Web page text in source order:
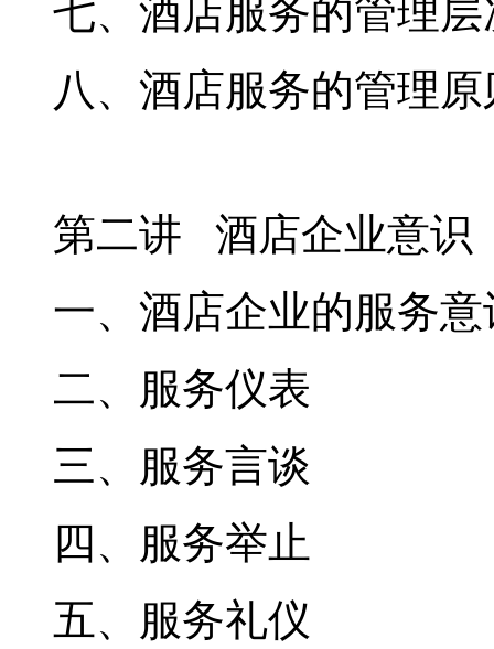
七、酒店服务的管理层
八、酒店服务的管理原
第二讲 酒店企业意识
一、酒店企业的服务意
二、服务仪表
三、服务言谈
四、服务举止
五、服务礼仪